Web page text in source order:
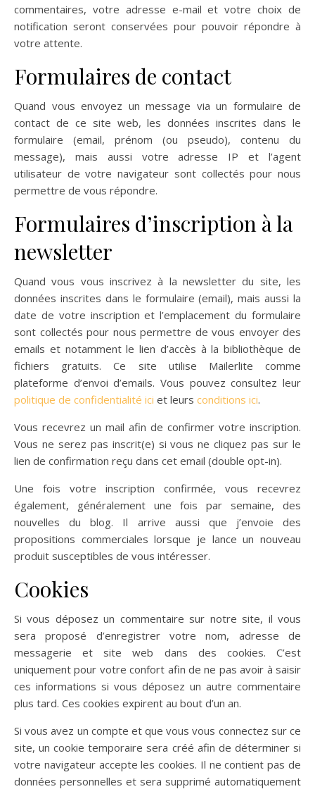
commentaires, votre adresse e-mail et votre choix de
notification seront conservées pour pouvoir répondre à
votre attente.
Formulaires de contact
Quand vous envoyez un message via un formulaire de
contact de ce site web, les données inscrites dans le
formulaire (email, prénom (ou pseudo), contenu du
message), mais aussi votre adresse IP et l’agent
utilisateur de votre navigateur sont collectés pour nous
permettre de vous répondre.
Formulaires d’inscription à la
newsletter
Quand vous vous inscrivez à la newsletter du site, les
données inscrites dans le formulaire (email), mais aussi la
date de votre inscription et l’emplacement du formulaire
sont collectés pour nous permettre de vous envoyer des
emails et notamment le lien d’accès à la bibliothèque de
fichiers gratuits. Ce site utilise Mailerlite comme
plateforme d’envoi d’emails. Vous pouvez consultez leur
politique de confidentialité ici et leurs conditions ici.
Vous recevrez un mail afin de confirmer votre inscription.
Vous ne serez pas inscrit(e) si vous ne cliquez pas sur le
lien de confirmation reçu dans cet email (double opt-in).
Une fois votre inscription confirmée, vous recevrez
également, généralement une fois par semaine, des
nouvelles du blog. Il arrive aussi que j’envoie des
propositions commerciales lorsque je lance un nouveau
produit susceptibles de vous intéresser.
Cookies
Si vous déposez un commentaire sur notre site, il vous
sera proposé d’enregistrer votre nom, adresse de
messagerie et site web dans des cookies. C’est
uniquement pour votre confort afin de ne pas avoir à saisir
ces informations si vous déposez un autre commentaire
plus tard. Ces cookies expirent au bout d’un an.
Si vous avez un compte et que vous vous connectez sur ce
site, un cookie temporaire sera créé afin de déterminer si
votre navigateur accepte les cookies. Il ne contient pas de
données personnelles et sera supprimé automatiquement